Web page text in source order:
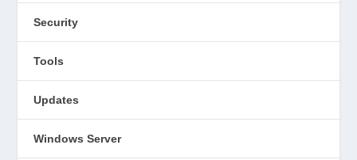
Security
Tools
Updates
Windows Server